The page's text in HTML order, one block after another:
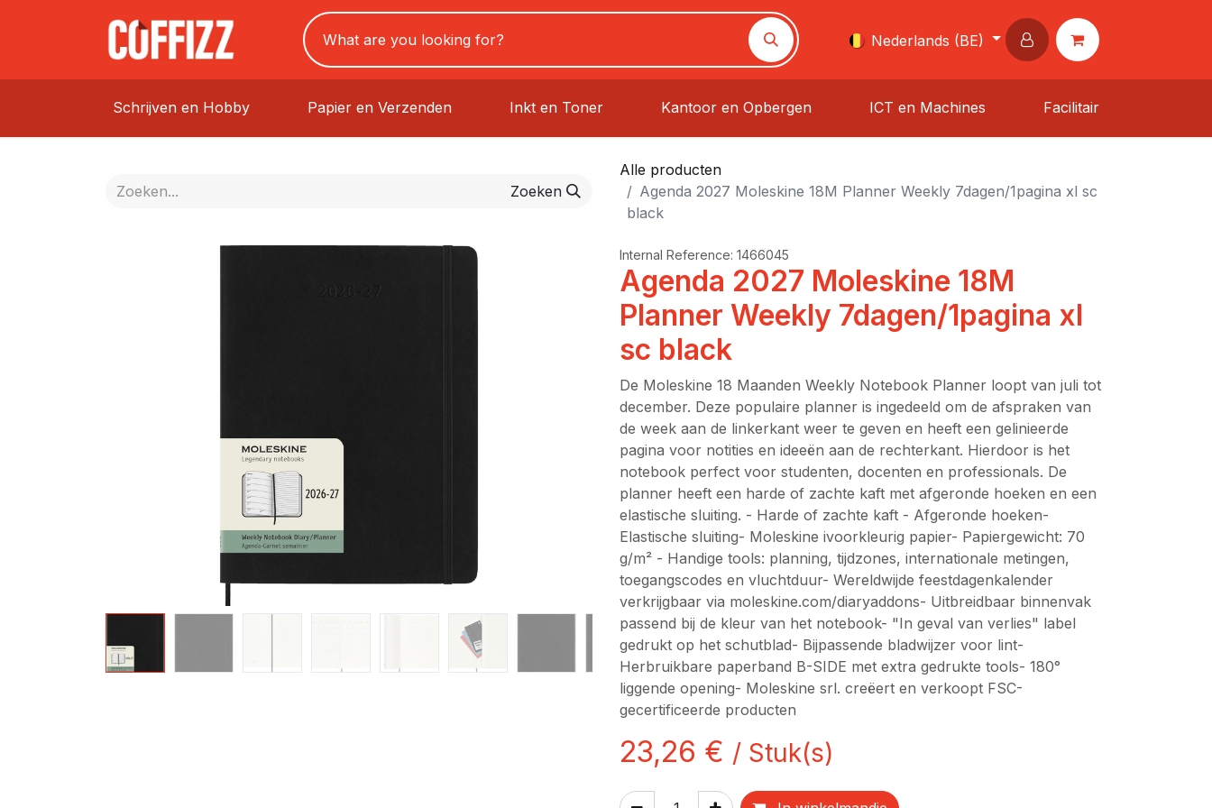
Nederlands (BE)
Schrijven en Hobby Papier en Verzenden Inkt en Toner Kantoor en Opbergen ICT en Machines Facilitair
Zoeken
Alle producten
Agenda 2027 Moleskine 18M Planner Weekly 7dagen/1pagina xl sc
black
Internal Reference: 1466045
Agenda 2027 Moleskine 18M
Planner Weekly 7dagen/1pagina xl
sc black
De Moleskine 18 Maanden Weekly Notebook Planner loopt van juli tot
december. Deze populaire planner is ingedeeld om de afspraken van
de week aan de linkerkant weer te geven en heeft een gelinieerde
pagina voor notities en ideeën aan de rechterkant. Hierdoor is het
notebook perfect voor studenten, docenten en professionals. De
planner heeft een harde of zachte kaft met afgeronde hoeken en een
elastische sluiting. - Harde of zachte kaft - Afgeronde hoeken-
Elastische sluiting- Moleskine ivoorkleurig papier- Papiergewicht: 70
g/m² - Handige tools: planning, tijdzones, internationale metingen,
toegangscodes en vluchtduur- Wereldwijde feestdagenkalender
verkrijgbaar via moleskine.com/diaryaddons- Uitbreidbaar binnenvak
passend bij de kleur van het notebook- "In geval van verlies" label
gedrukt op het schutblad- Bijpassende bladwijzer voor lint-
Herbruikbare paperband B-SIDE met extra gedrukte tools- 180°
liggende opening- Moleskine srl. creëert en verkoopt FSC-
gecertificeerde producten
23,26 € / Stuk(s)